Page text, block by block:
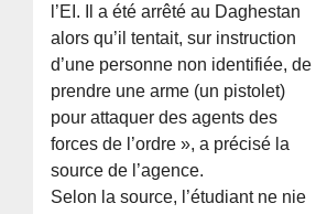
l’EI. Il a été arrêté au Daghestan
alors qu’il tentait, sur instruction
d’une personne non identifiée, de
prendre une arme (un pistolet)
pour attaquer des agents des
forces de l’ordre », a précisé la
source de l’agence.
Selon la source, l’étudiant ne nie